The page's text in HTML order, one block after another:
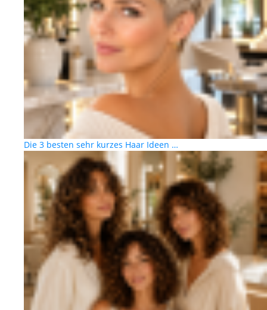
Die 3 besten sehr kurzes Haar Ideen …